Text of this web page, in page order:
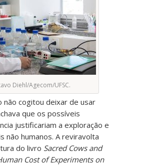
Diehl/Agecom/UFSC.
não cogitou deixar de usar
que os possíveis
justificariam a exploração e
não humanos. A reviravolta
do livro Sacred Cows and
Cost of Experiments on